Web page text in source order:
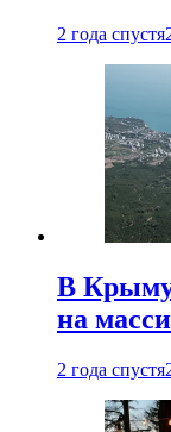
2 года спустя
В Крыму
на
2 года спустя